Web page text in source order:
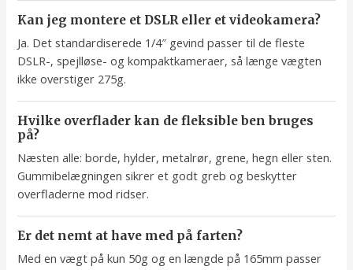
Kan jeg montere et DSLR eller et videokamera?
Ja. Det standardiserede 1/4″ gevind passer til de fleste
DSLR-, spejlløse- og kompaktkameraer, så længe vægten
ikke overstiger 275g.
Hvilke overflader kan de fleksible ben bruges
på?
Næsten alle: borde, hylder, metalrør, grene, hegn eller sten.
Gummibelægningen sikrer et godt greb og beskytter
overfladerne mod ridser.
Er det nemt at have med på farten?
Med en vægt på kun 50g og en længde på 165mm passer